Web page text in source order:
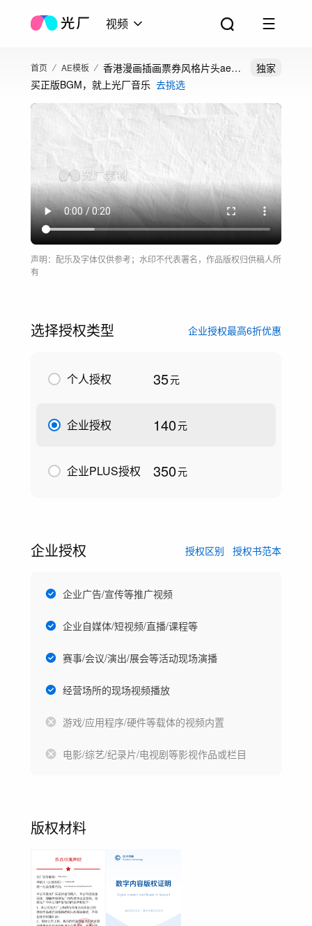
视频
首页 AE模板
香港漫画插画票券风格片头ae模
板
独家
买正版BGM，就上光厂音乐 去挑选
声明：配乐及字体仅供参考；水印不代表署名，作品版权归供稿人所
有
选择授权类型 企业授权最高6折优惠
个人授权 35元
企业授权 140元
企业PLUS授权 350元
企业授权 授权区别 授权书范本
企业广告/宣传等推广视频
企业自媒体/短视频/直播/课程等
赛事/会议/演出/展会等活动现场演播
经营场所的现场视频播放
游戏/应用程序/硬件等载体的视频内置
电影/综艺/纪录片/电视剧等影视作品或栏目
版权材料